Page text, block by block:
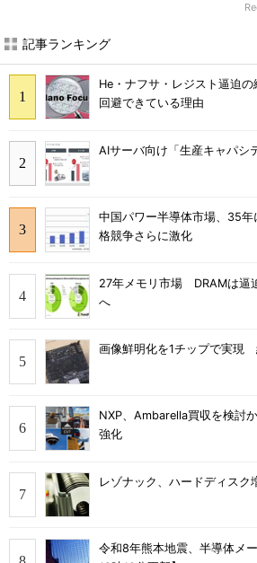
記事ランキング
He・ナフサ・レジスト逼迫
回避できている理由
AIサーバ向け「生産キャパシ
中国パワー半導体市場、35
格競争さらに激化
27年メモリ市場 DRAMは逼
へ
画像鮮明化を1チップで実現
NXP、Ambarella買収を検討
強化
レゾナック、ハードディスク
令和8年熊本地震、半導体メ